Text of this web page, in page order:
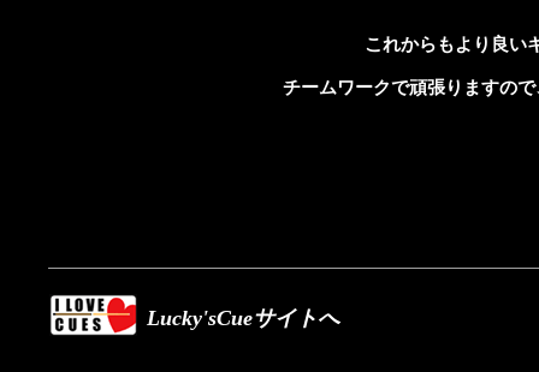
これからもより良い
チームワークで頑張りますの
Lucky'sCueサイトへ